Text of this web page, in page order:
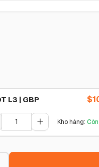
L3 | GBP $
Kho hàng: